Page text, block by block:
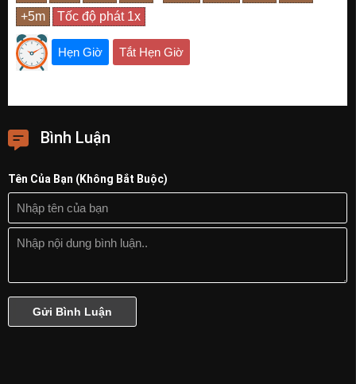
Phần 9
Phần 10
Phần 11
Phần 14
Phần 17
Phần 18
Phần Cuối
Hẹn Giờ Tắt Hẹn Giờ
Bình Luận
Tên Của Bạn (Không Bắt Buộc)